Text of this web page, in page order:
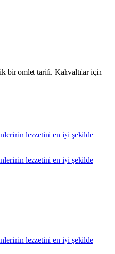
bir omlet tarifi. Kahvaltılar için
lezzetini en iyi şekilde
lezzetini en iyi şekilde
lezzetini en iyi şekilde